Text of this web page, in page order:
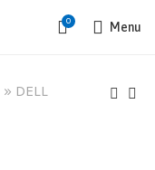
0 Menu
» DELL